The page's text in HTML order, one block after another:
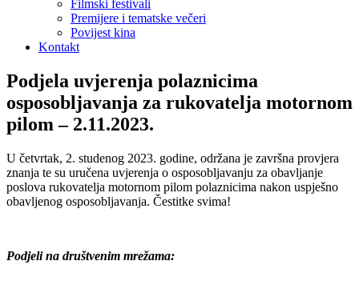
Filmski festivali
Premijere i tematske večeri
Povijest kina
Kontakt
Podjela uvjerenja polaznicima
osposobljavanja za rukovatelja motornom
pilom – 2.11.2023.
U četvrtak, 2. studenog 2023. godine, održana je završna provjera
znanja te su uručena uvjerenja o osposobljavanju za obavljanje
poslova rukovatelja motornom pilom polaznicima nakon uspješno
obavljenog osposobljavanja. Čestitke svima!
Podjeli na društvenim mrežama: